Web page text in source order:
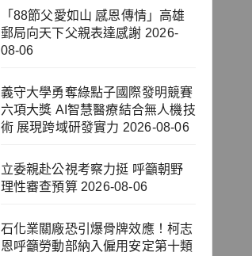
「88節父愛如山 感恩傳情」高雄
郵局向天下父親表達感謝 2026-
08-06
義守大學勇奪綠點子國際發明競賽
六項大獎 AI智慧醫療結合無人機技
術 展現跨域研發實力 2026-08-06
立委親赴公視考察力挺 呼籲朝野
理性審查預算 2026-08-06
石化業關廠恐引爆骨牌效應！柯志
恩呼籲勞動部納入僱用安定第十類